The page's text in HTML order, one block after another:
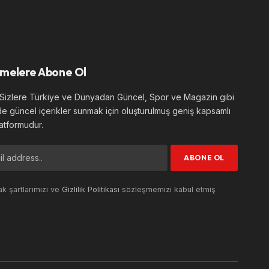
Abone Ol
Türkiye ve Dünyadan Güncel, Spor ve Magazin gibi
güncel içerikler sunmak için oluşturulmuş geniş kapsamlı
şartlarımızı ve Gizlilik Politikası sözleşmemizi kabul etmiş